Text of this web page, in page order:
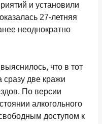
и установили
27-летняя
неоднократно
что в тот
две кражи
По версии
алкогольного
доступом к